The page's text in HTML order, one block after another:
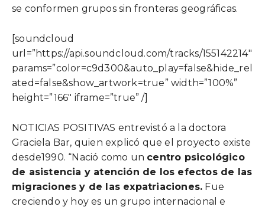
se conformen grupos sin fronteras geográficas.
[soundcloud
url=”https://api.soundcloud.com/tracks/155142214″
params=”color=c9d300&auto_play=false&hide_rel
ated=false&show_artwork=true” width=”100%”
height=”166″ iframe=”true” /]
NOTICIAS POSITIVAS entrevistó a la doctora
Graciela Bar, quien explicó que el proyecto existe
desde1990. “Nació como un centro psicológico
de asistencia y atención de los efectos de las
migraciones y de las expatriaciones. Fue
creciendo y hoy es un grupo internacional e